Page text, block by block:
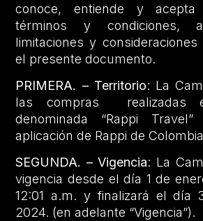
conoce, entiende y
términos y condiciones,
limitaciones y consideraciones
el presente documento.
PRIMERA. – Territorio: La
las compras realizadas
denominada “Rappi
aplicación de Rappi de
SEGUNDA. – Vigencia: La
vigencia desde el día 1 de
12:01 a.m. y finalizará el día
2024. (en adelante “Vigencia”).